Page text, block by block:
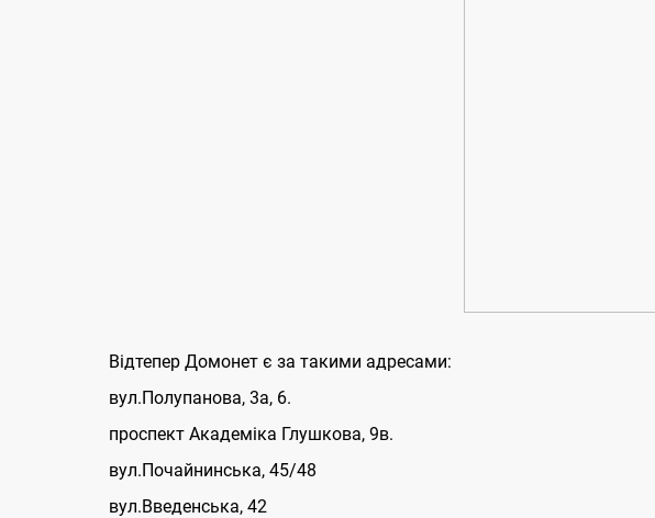
Відтепер Домонет є за такими адресами:
вул.Полупанова, 3а, 6.
проспект Академіка Глушкова, 9в.
вул.Почайнинська, 45/48
вул.Введенська, 42